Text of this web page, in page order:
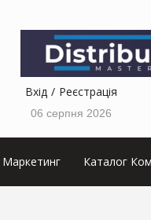
Вхід Реєстрація
06 серпня 2026
Маркетинг Каталог